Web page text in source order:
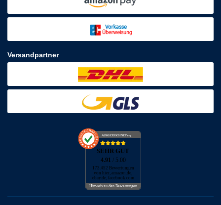
Versandpartner
AUSGEZEICHNET.org
SEHR GUT
4.91 / 5.00
173.452 Bewertungen
von hier, amazon.de,
ebay.de, facebook.com
Hinweis zu den Bewertungen